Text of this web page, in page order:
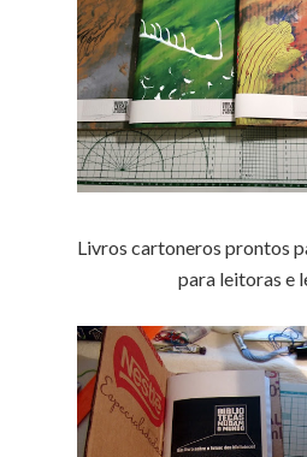
Livros cartoneros prontos
para leitoras e